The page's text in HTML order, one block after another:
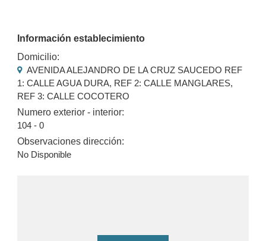
Información establecimiento
Domicilio:
AVENIDA ALEJANDRO DE LA CRUZ SAUCEDO REF
1: CALLE AGUA DURA, REF 2: CALLE MANGLARES,
REF 3: CALLE COCOTERO
Numero exterior - interior:
104 - 0
Observaciones dirección:
No Disponible